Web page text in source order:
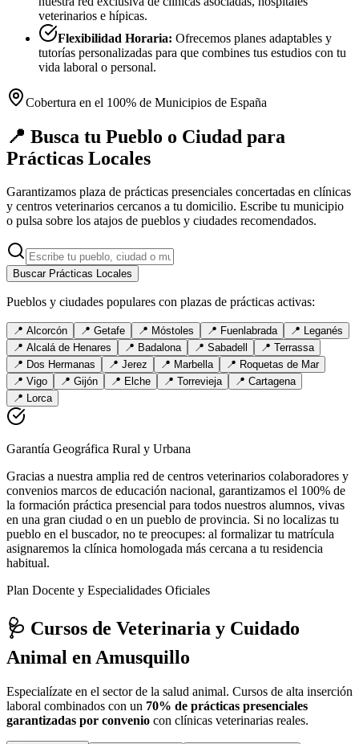
veterinarios e hípicas.
Flexibilidad Horaria: Ofrecemos planes adaptables y
tutorías personalizadas para que combines tus estudios con tu
vida laboral o personal.
Cobertura en el 100% de Municipios de España
📍 Busca tu Pueblo o Ciudad para
Prácticas Locales
Garantizamos plaza de prácticas presenciales concertadas en clínicas
y centros veterinarios cercanos a tu domicilio. Escribe tu municipio
o pulsa sobre los atajos de pueblos y ciudades recomendados.
Buscar Prácticas Locales
Pueblos y ciudades populares con plazas de prácticas activas:
📍 Alcorcón 📍 Getafe 📍 Móstoles 📍 Fuenlabrada 📍 Leganés
📍 Alcalá de Henares 📍 Badalona 📍 Sabadell 📍 Terrassa
📍 Dos Hermanas 📍 Jerez 📍 Marbella 📍 Roquetas de Mar
📍 Vigo 📍 Gijón 📍 Elche 📍 Torrevieja 📍 Cartagena
📍 Lorca
Garantía Geográfica Rural y Urbana
Gracias a nuestra amplia red de centros veterinarios colaboradores y
convenios marcos de educación nacional, garantizamos el 100% de
la formación práctica presencial para todos nuestros alumnos, vivas
en una gran ciudad o en un pueblo de provincia. Si no localizas tu
pueblo en el buscador, no te preocupes: al formalizar tu matrícula
asignaremos la clínica homologada más cercana a tu residencia
habitual.
Plan Docente y Especialidades Oficiales
🩺 Cursos de Veterinaria y Cuidado
Animal en Amusquillo
Especialízate en el sector de la salud animal. Cursos de alta inserción
laboral combinados con un 70% de prácticas presenciales
garantizadas por convenio con clínicas veterinarias reales.